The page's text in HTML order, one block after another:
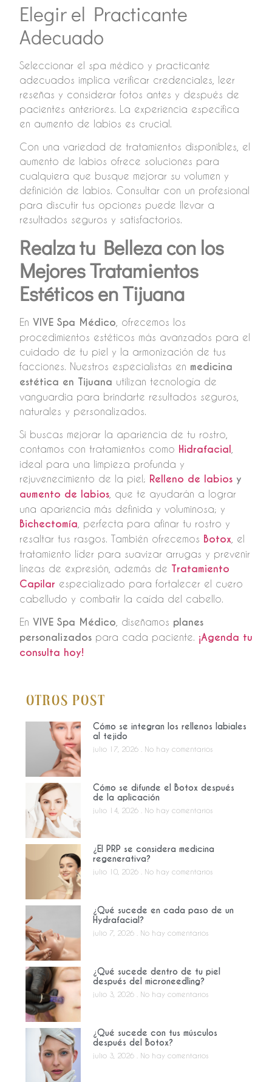
Otros Post
Cómo se integran los rellenos labiales
al tejido
julio 17, 2026 No hay comentarios
Cómo se difunde el Botox después
de la aplicación
julio 14, 2026 No hay comentarios
¿El PRP se considera medicina
regenerativa?
julio 10, 2026 No hay comentarios
¿Qué sucede en cada paso de un
Hydrafacial?
julio 7, 2026 No hay comentarios
¿Qué sucede dentro de tu piel
después del microneedling?
julio 3, 2026 No hay comentarios
¿Qué sucede con tus músculos
después del Botox?
julio 3, 2026 No hay comentarios
Elegir el Practicante
Adecuado
Seleccionar el spa médico y practicante
adecuados implica verificar credenciales, leer
reseñas y considerar fotos antes y después de
pacientes anteriores. La experiencia específica
en aumento de labios es crucial.
Con una variedad de tratamientos disponibles, el
aumento de labios ofrece soluciones para
cualquiera que busque mejorar su volumen y
definición de labios. Consultar con un profesional
para discutir tus opciones puede llevar a
resultados seguros y satisfactorios.
Realza tu Belleza con los
Mejores Tratamientos
Estéticos en Tijuana
En VIVE Spa Médico , ofrecemos los
procedimientos estéticos más avanzados para el
cuidado de tu piel y la armonización de tus
facciones. Nuestros especialistas en medicina
estética en Tijuana utilizan tecnología de
vanguardia para brindarte resultados seguros,
naturales y personalizados.
Si buscas mejorar la apariencia de tu rostro,
contamos con tratamientos como Hidrafacial
ideal para una limpieza profunda y
rejuvenecimiento de la piel; Relleno de labios y
aumento de labios , que te ayudarán a lograr
una apariencia más definida y voluminosa; y
Bichectomía , perfecta para afinar tu rostro y
resaltar tus rasgos. También ofrecemos Botox , el
tratamiento líder para suavizar arrugas y prevenir
líneas de expresión, además de Tratamiento
Capilar especializado para fortalecer el cuero
cabelludo y combatir la caída del cabello.
En VIVE Spa Médico , diseñamos planes
personalizados para cada paciente. ¡Agenda tu
consulta hoy!